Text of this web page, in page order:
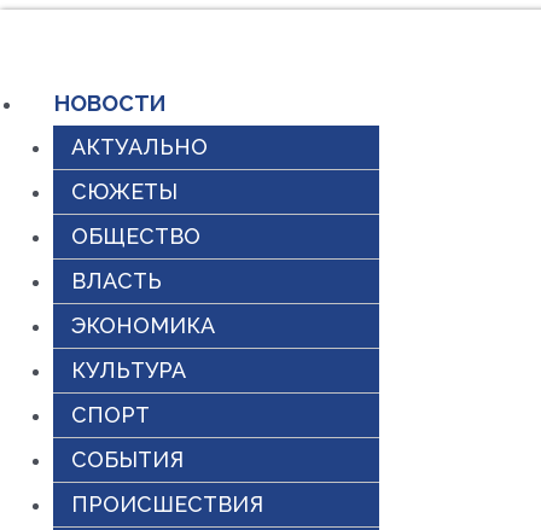
содержимому
НОВОСТИ
АКТУАЛЬНО
СЮЖЕТЫ
ОБЩЕСТВО
ВЛАСТЬ
ЭКОНОМИКА
КУЛЬТУРА
СПОРТ
СОБЫТИЯ
ПРОИСШЕСТВИЯ